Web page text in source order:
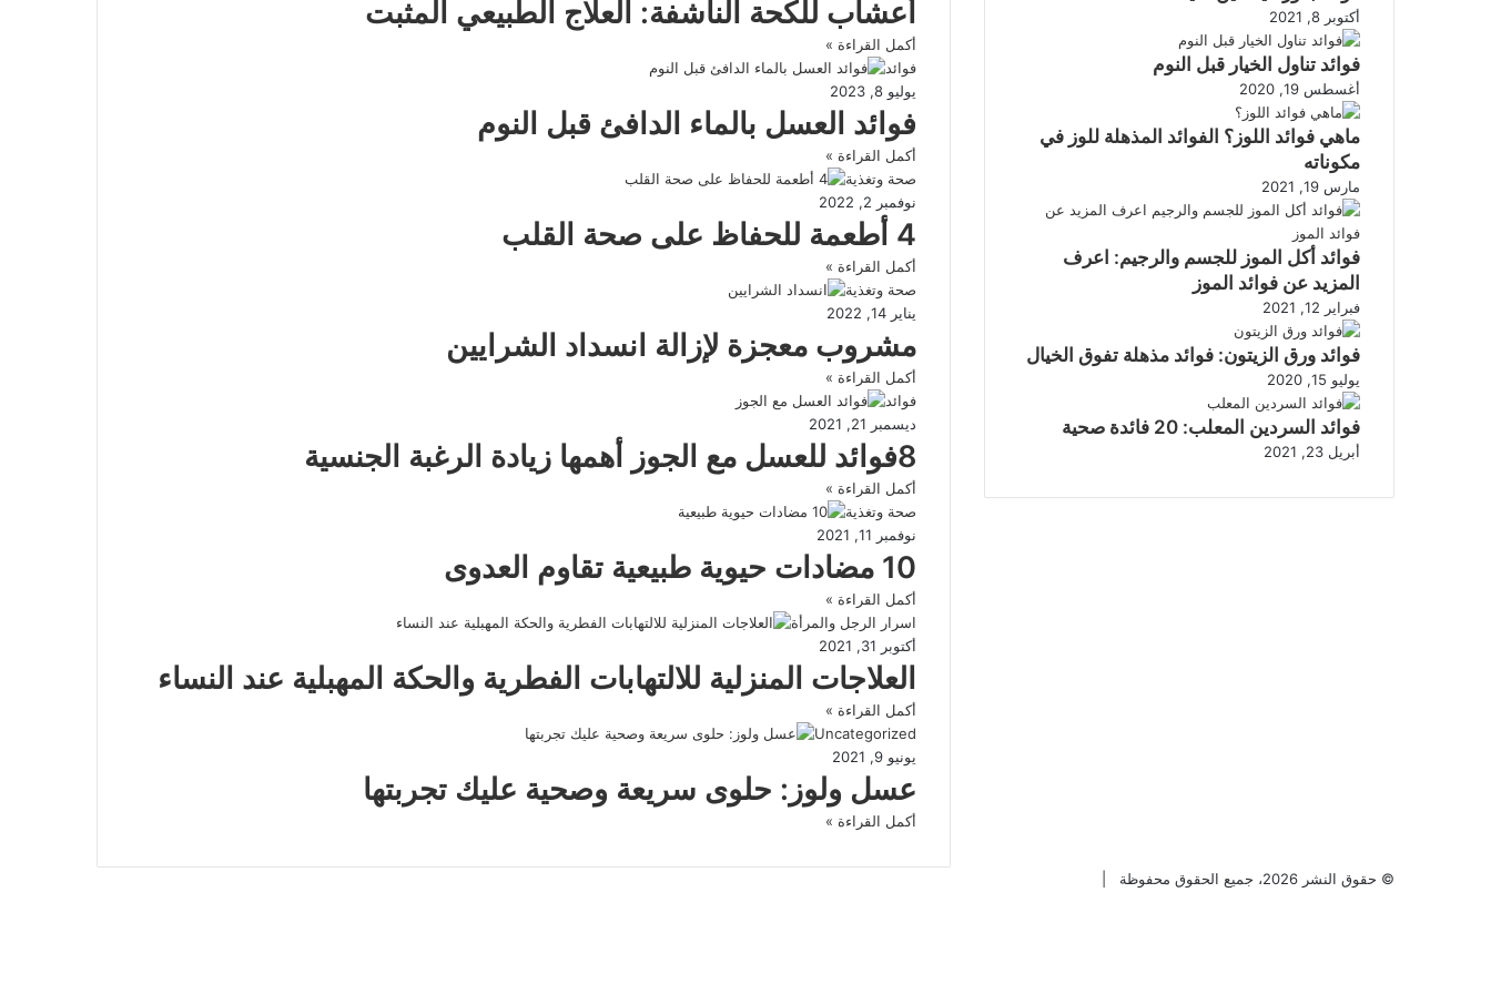
أعشاب للكحة الناشفة: العلاج الطبيعي المثبت
أكمل القراءة »
فوائد
يوليو 8, 2023
فوائد العسل بالماء الدافئ قبل النوم
أكمل القراءة »
صحة وتغذية
نوفمبر 2, 2022
4 أطعمة للحفاظ على صحة القلب
أكمل القراءة »
صحة وتغذية
يناير 14, 2022
مشروب معجزة لإزالة انسداد الشرايين
أكمل القراءة »
فوائد
ديسمبر 21, 2021
8فوائد للعسل مع الجوز أهمها زيادة الرغبة الجنسية
أكمل القراءة »
صحة وتغذية
نوفمبر 11, 2021
10 مضادات حيوية طبيعية تقاوم العدوى
أكمل القراءة »
اسرار الرجل والمرأة
أكتوبر 31, 2021
العلاجات المنزلية للالتهابات الفطرية والحكة المهبلية عند النساء
أكمل القراءة »
Uncategorized
يونيو 9, 2021
عسل ولوز: حلوى سريعة وصحية عليك تجربتها
أكمل القراءة »
أكتوبر 8, 2021
فوائد تناول الخيار قبل النوم
أغسطس 19, 2020
ماهي فوائد اللوز؟ الفوائد المذهلة للوز في
مكوناته
مارس 19, 2021
فوائد أكل الموز للجسم والرجيم: اعرف
المزيد عن فوائد الموز
فبراير 12, 2021
فوائد ورق الزيتون: فوائد مذهلة تفوق الخيال
يوليو 15, 2020
فوائد السردين المعلب: 20 فائدة صحية
أبريل 23, 2021
© حقوق النشر 2026، جميع الحقوق محفوظة |